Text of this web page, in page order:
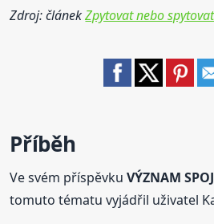
Zdroj: článekZpytovat nebo spytovat
Příběh
Ve svém příspěvkuVÝZNAM
tomuto tématu vyjádřil uživatel